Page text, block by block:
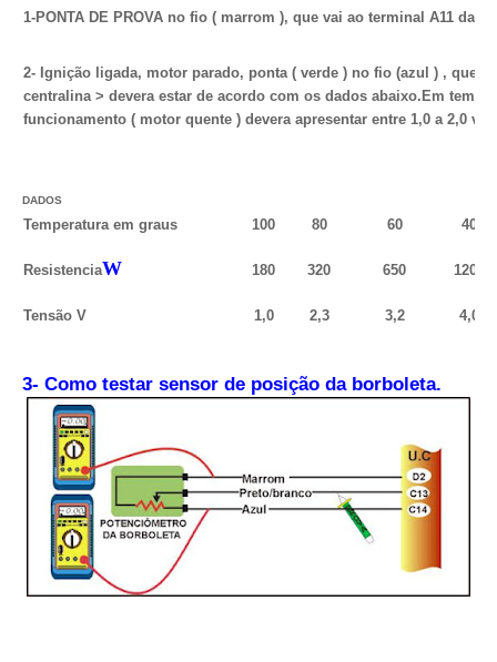
1-PONTA DE PROVA no fio ( marrom ), que vai ao terminal A11 da
2- Ignição ligada, motor parado, ponta ( verde ) no fio (azul ) , que
centralina > devera estar de acordo com os dados abaixo. Em
funcionamento ( motor quente ) devera apresentar entre 1,0 a 2,0
DADOS
Temperatura em graus 100 80 60 40
ResistenciaW 180 320 650 1200
Tensão V 1,0 2,3 3,2 4,0
3- Como testar sensor de posição da borboleta.